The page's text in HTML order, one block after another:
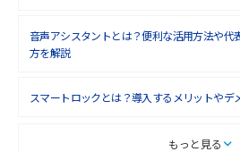
音声アシスタントとは？便利な活用方法や代
方を解説
スマートロックとは？導入するメリットやデ
スマートテレビとは？特徴や選び方、使い方
もっと見る